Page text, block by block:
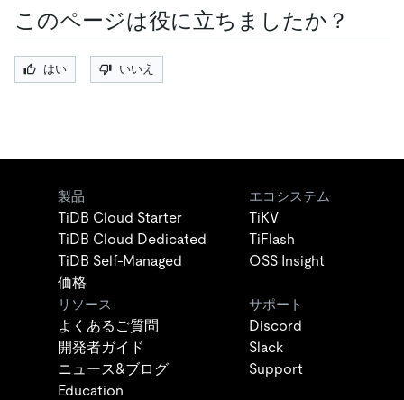
このページは役に立ちましたか？
はい いいえ
製品
TiDB Cloud Starter
TiDB Cloud Dedicated
TiDB Self-Managed
価格
エコシステム
TiKV
TiFlash
OSS Insight
リソース
よくあるご質問
開発者ガイド
ニュース&ブログ
Education
サポート
Discord
Slack
Support